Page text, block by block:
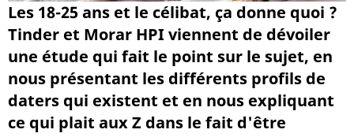
Les 18-25 ans et le célibat, ça donne quoi ?
Tinder et Morar HPI viennent de dévoiler
une étude qui fait le point sur le sujet, en
nous présentant les différents profils de
daters qui existent et en nous expliquant
ce qui plait aux Z dans le fait d'être